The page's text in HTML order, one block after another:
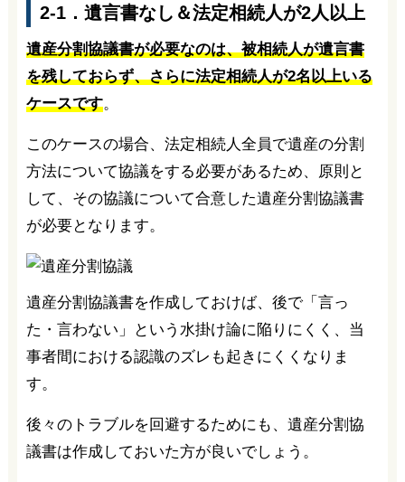
2-1．遺言書なし＆法定相続人が2人以上
遺産分割協議書が必要なのは、被相続人が遺言書
を残しておらず、さらに法定相続人が2名以上いる
ケースです。
このケースの場合、法定相続人全員で遺産の分割
方法について協議をする必要があるため、原則と
して、その協議について合意した遺産分割協議書
が必要となります。
遺産分割協議書を作成しておけば、後で「言っ
た・言わない」という水掛け論に陥りにくく、当
事者間における認識のズレも起きにくくなりま
す。
後々のトラブルを回避するためにも、遺産分割協
議書は作成しておいた方が良いでしょう。